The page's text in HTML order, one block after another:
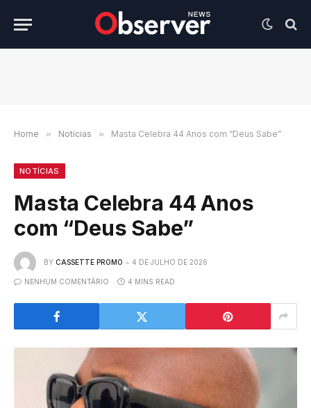
Home » Notícias » Masta Celebra 44 Anos com “Deus Sabe”
NOTÍCIAS
Masta Celebra 44 Anos
com “Deus Sabe”
BY CASSETTE PROMO 4 DE JULHO DE 2026
NENHUM COMENTÁRIO 4 MINS READ